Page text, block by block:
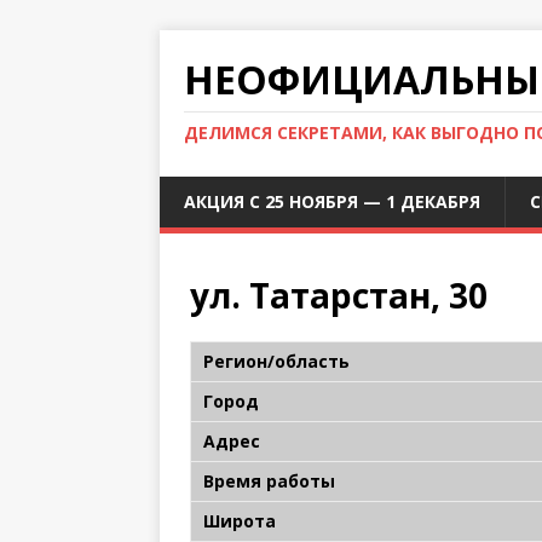
ДЕЛИМСЯ СЕКРЕТАМИ, КАК ВЫГОДНО
АКЦИЯ С 25 НОЯБРЯ — 1 ДЕКАБРЯ
ул. Татарстан, 30
Регион/область
Город
Адрес
Время работы
Широта